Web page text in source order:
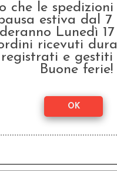
che le spedizioni
estiva dal 7
Lunedì
ricevuti
e
Buone ferie!